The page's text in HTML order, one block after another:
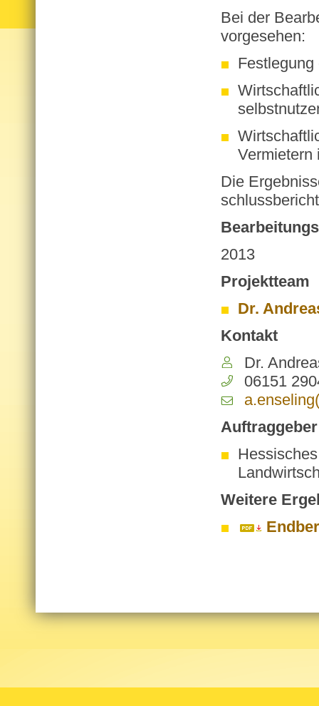
Bei der
vor­ge­se­hen:
Vermietern
Die
2013
Pro­jekt­team
Dr.
Kon­takt
Dr.
06151
Auf­trag­ge­ber
Wei­te­re